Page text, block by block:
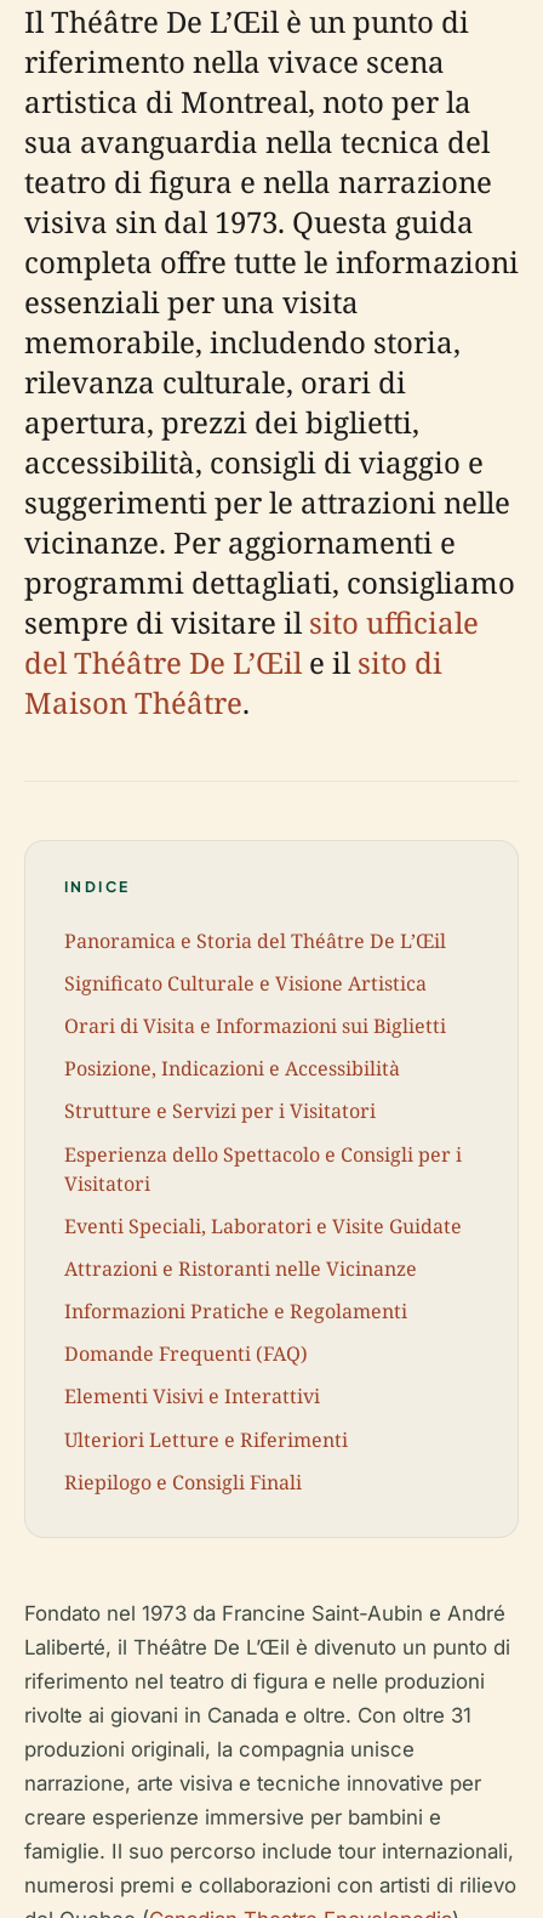
Il Théâtre De L’Œil è un punto di
riferimento nella vivace scena
artistica di Montreal, noto per la
sua avanguardia nella tecnica del
teatro di figura e nella narrazione
visiva sin dal 1973. Questa guida
completa offre tutte le informazioni
essenziali per una visita
memorabile, includendo storia,
rilevanza culturale, orari di
apertura, prezzi dei biglietti,
accessibilità, consigli di viaggio e
suggerimenti per le attrazioni nelle
vicinanze. Per aggiornamenti e
programmi dettagliati, consigliamo
sempre di visitare ilsito ufficiale
del Théâtre De L’Œile ilsito di
Maison Théâtre.
INDICE
Panoramica e Storia del Théâtre De L’Œil
Significato Culturale e Visione Artistica
Orari di Visita e Informazioni sui Biglietti
Posizione, Indicazioni e Accessibilità
Strutture e Servizi per i Visitatori
Esperienza dello Spettacolo e Consigli per i
Visitatori
Eventi Speciali, Laboratori e Visite Guidate
Attrazioni e Ristoranti nelle Vicinanze
Informazioni Pratiche e Regolamenti
Domande Frequenti (FAQ)
Elementi Visivi e Interattivi
Ulteriori Letture e Riferimenti
Riepilogo e Consigli Finali
Fondato nel 1973 da Francine Saint-Aubin e André
Laliberté, il Théâtre De L’Œil è divenuto un punto di
riferimento nel teatro di figura e nelle produzioni
rivolte ai giovani in Canada e oltre. Con oltre 31
produzioni originali, la compagnia unisce
narrazione, arte visiva e tecniche innovative per
creare esperienze immersive per bambini e
famiglie. Il suo percorso include tour internazionali,
numerosi premi e collaborazioni con artisti di rilievo